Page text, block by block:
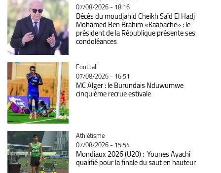
07/08/2026 - 18:16
Décès du moudjahid Cheikh Saïd El Hadj
Mohamed Ben Brahim «Kaabache» : le
président de la République présente ses
condoléances
Catégorie
Football
07/08/2026 - 16:51
MC Alger : le Burundais Nduwumwe
cinquième recrue estivale
Catégorie
Athlétisme
07/08/2026 - 15:54
Mondiaux 2026 (U20) : Younes Ayachi
qualifié pour la finale du saut en hauteur